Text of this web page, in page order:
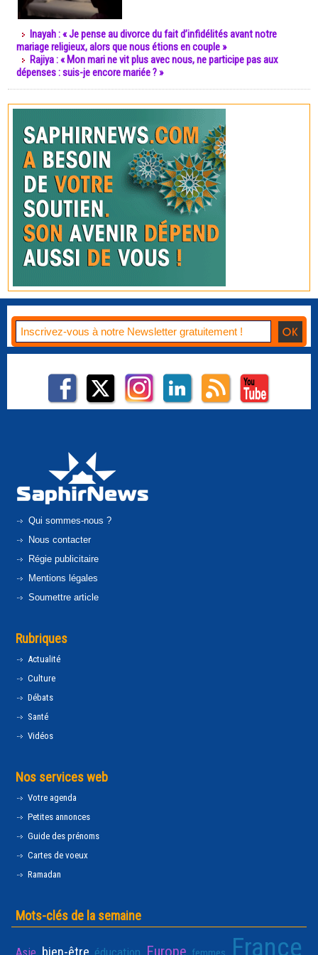
Inayah : « Je pense au divorce du fait d’infidélités avant notre
mariage religieux, alors que nous étions en couple »
Rajiya : « Mon mari ne vit plus avec nous, ne participe pas aux
dépenses : suis-je encore mariée ? »
Qui sommes-nous ?
Nous contacter
Régie publicitaire
Mentions légales
Soumettre article
Rubriques
Actualité
Culture
Débats
Santé
Vidéos
Nos services web
Votre agenda
Petites annonces
Guide des prénoms
Cartes de voeux
Ramadan
Mots-clés de la semaine
Asie éducation Europe France